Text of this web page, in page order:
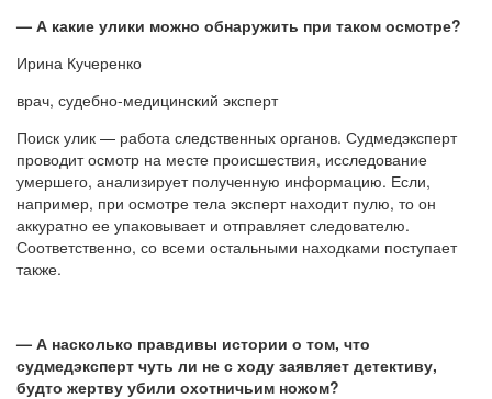
— А какие улики можно обнаружить при таком осмотре?
Ирина Кучеренко
врач, судебно-медицинский эксперт
Поиск улик — работа следственных органов. Судмедэксперт
проводит осмотр на месте происшествия, исследование
умершего, анализирует полученную информацию. Если,
например, при осмотре тела эксперт находит пулю, то он
аккуратно ее упаковывает и отправляет следователю.
Соответственно, со всеми остальными находками поступает
также.
— А насколько правдивы истории о том, что
судмедэксперт чуть ли не с ходу заявляет детективу,
будто жертву убили охотничьим ножом?